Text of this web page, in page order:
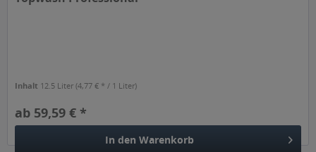
Inhalt 12.5 Liter(4,77 € * / 1 Liter)
ab 59,59 € *
In den Warenkorb